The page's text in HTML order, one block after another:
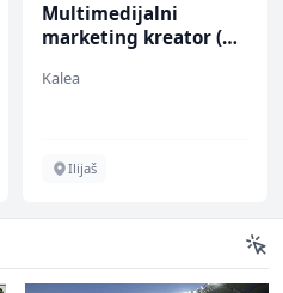
Multimedijalni
marketing kreator (m/
Kalea
Ilijaš